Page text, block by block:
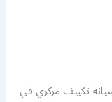
تكييف مركزي في